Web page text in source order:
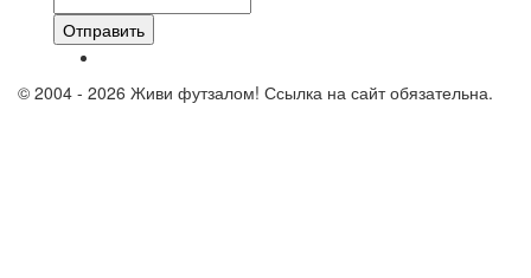
Отправить
© 2004 - 2026 Живи футзалом! Ссылка на сайт обязательна.